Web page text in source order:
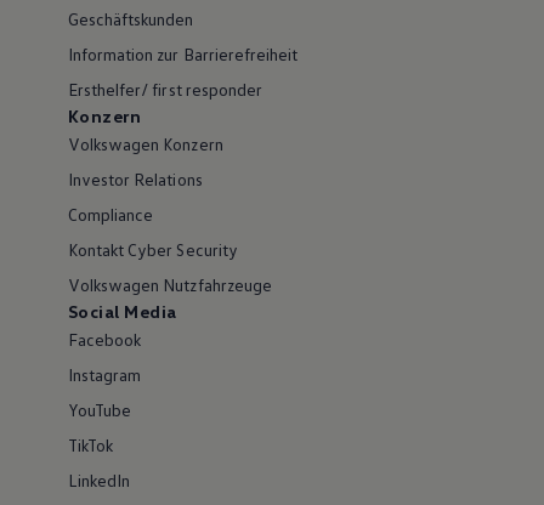
Geschäftskunden
Information zur Barrierefreiheit
Ersthelfer/ first responder
Konzern
Volkswagen Konzern
Investor Relations
Compliance
Kontakt Cyber Security
Volkswagen Nutzfahrzeuge
Social Media
Facebook
Instagram
YouTube
TikTok
LinkedIn